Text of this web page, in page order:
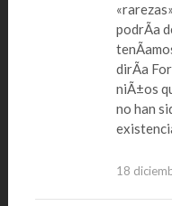
podrÃ­a
dirÃ­a
niÃ±os
no han
18